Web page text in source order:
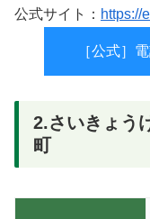
公式サイト： https://
［公式］
2.さいきょう
町